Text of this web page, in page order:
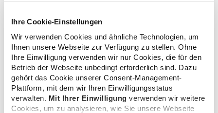
Ihre Cookie-Einstellungen
Wir verwenden Cookies und ähnliche Technologien, um
Ihnen unsere Webseite zur Verfügung zu stellen. Ohne
Ihre Einwilligung verwenden wir nur Cookies, die für den
Betrieb der Webseite unbedingt erforderlich sind. Dazu
gehört das Cookie unserer Consent-Management-
Plattform, mit dem wir Ihren Einwilligungsstatus
verwalten. Mit Ihrer Einwilligung verwenden wir weitere
Cookies, um zu analysieren, wie Sie unsere Webseite
haben sowie die in diesem Rahmen technisch erforderlichen
Google keinen Einfluss. Weitere Informationen finden Sie in
unseren Datenschutzhinweisen
Video